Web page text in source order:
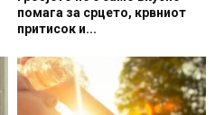
помага за срцето, крвниот
притисок и...